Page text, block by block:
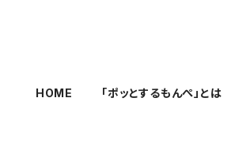
HOME 「ポッとするもんぺ」とは